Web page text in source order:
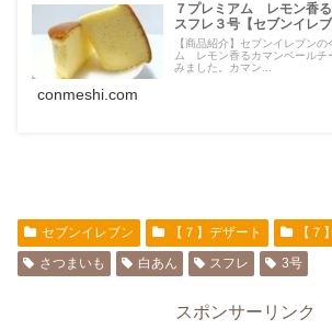
７プレミアム レモン香
スフレ３号【セブンイレ
【商品紹介】セブンイレブン
ム レモン香るカマンベールチ
みました。カマン...
conmeshi.com
セブンイレブン 【７】デザート
【７
さつまいも
白あん スフレ 3号
スポンサーリンク